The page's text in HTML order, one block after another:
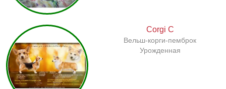
Сorgi C
Вельш-корги-пемброк
Урожденная